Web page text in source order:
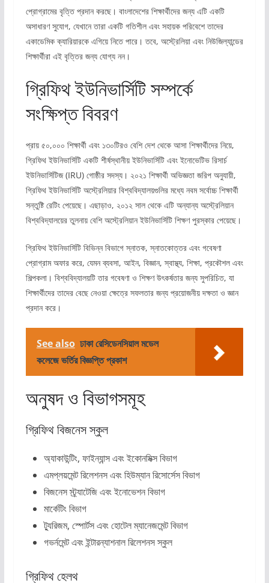
প্রোগ্রামের বৃত্তি প্রদান করছে। বাংলাদেশের শিক্ষার্থীদের জন্য এটি একটি
অসাধারণ সুযোগ, যেখানে তারা একটি গতিশীল এবং সহায়ক পরিবেশে তাদের
একাডেমিক ক্যারিয়ারকে এগিয়ে নিতে পারে। তবে, অস্ট্রেলিয়া এবং নিউজিল্যান্ডের
শিক্ষার্থীরা এই বৃত্তির জন্য যোগ্য নন।
গ্রিফিথ ইউনিভার্সিটি সম্পর্কে
সংক্ষিপ্ত বিবরণ
প্রায় ৫০,০০০ শিক্ষার্থী এবং ১৩০টিরও বেশি দেশ থেকে আসা শিক্ষার্থীদের নিয়ে,
গ্রিফিথ ইউনিভার্সিটি একটি শীর্ষস্থানীয় ইউনিভার্সিটি এবং ইনোভেটিভ রিসার্চ
ইউনিভার্সিটিজ (IRU) গোষ্ঠীর সদস্য। ২০২১ শিক্ষার্থী অভিজ্ঞতা জরিপ অনুযায়ী,
গ্রিফিথ ইউনিভার্সিটি অস্ট্রেলিয়ার বিশ্ববিদ্যালয়গুলির মধ্যে নবম সর্বোচ্চ শিক্ষার্থী
সন্তুষ্টি রেটিং পেয়েছে। এছাড়াও, ২০১২ সাল থেকে এটি অন্যান্য অস্ট্রেলিয়ান
বিশ্ববিদ্যালয়ের তুলনায় বেশি অস্ট্রেলিয়ান ইউনিভার্সিটি শিক্ষণ পুরস্কার পেয়েছে।
গ্রিফিথ ইউনিভার্সিটি বিভিন্ন বিভাগে স্নাতক, স্নাতকোত্তর এবং গবেষণা
প্রোগ্রাম অফার করে, যেমন ব্যবসা, আইন, বিজ্ঞান, স্বাস্থ্য, শিক্ষা, প্রকৌশল এবং
শিল্পকলা। বিশ্ববিদ্যালয়টি তার গবেষণা ও শিক্ষণ উৎকর্ষতার জন্য সুপরিচিত, যা
শিক্ষার্থীদের তাদের বেছে নেওয়া ক্ষেত্রে সফলতার জন্য প্রয়োজনীয় দক্ষতা ও জ্ঞান
প্রদান করে।
See also ঢাকা রেসিডেনসিয়াল মডেল
কলেজে ভর্তির বিজ্ঞপ্তি প্রকাশ
অনুষদ ও বিভাগসমূহ
গ্রিফিথ বিজনেস স্কুল
অ্যাকাউন্টিং, ফাইন্যান্স এবং ইকোনমিক্স বিভাগ
এমপ্লয়মেন্ট রিলেশনস এবং হিউম্যান রিসোর্সেস বিভাগ
বিজনেস স্ট্র্যাটেজি এবং ইনোভেশন বিভাগ
মার্কেটিং বিভাগ
ট্যুরিজম, স্পোর্টস এবং হোটেল ম্যানেজমেন্ট বিভাগ
গভর্নমেন্ট এবং ইন্টারন্যাশনাল রিলেশনস স্কুল
গ্রিফিথ হেলথ